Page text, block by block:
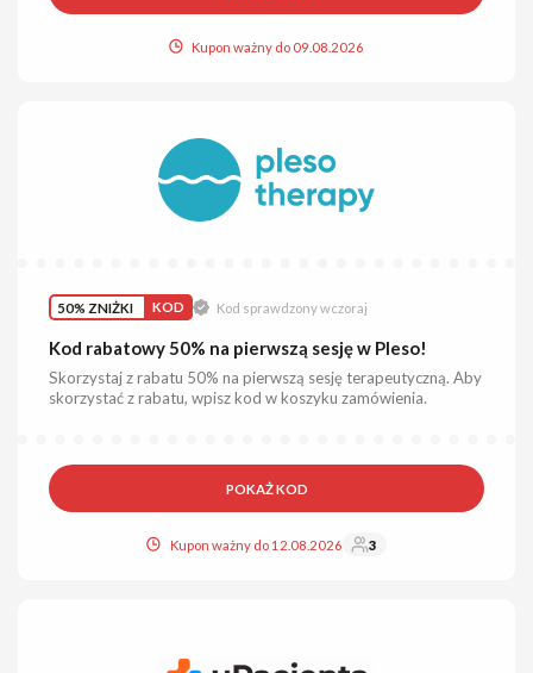
Kupon ważny do 09.08.2026
50% ZNIŻKI KOD Kod sprawdzony wczoraj
Kod rabatowy 50% na pierwszą sesję w Pleso!
Skorzystaj z rabatu 50% na pierwszą sesję terapeutyczną. Aby
skorzystać z rabatu, wpisz kod w koszyku zamówienia.
POKAŻ KOD
Kupon ważny do 12.08.2026 3